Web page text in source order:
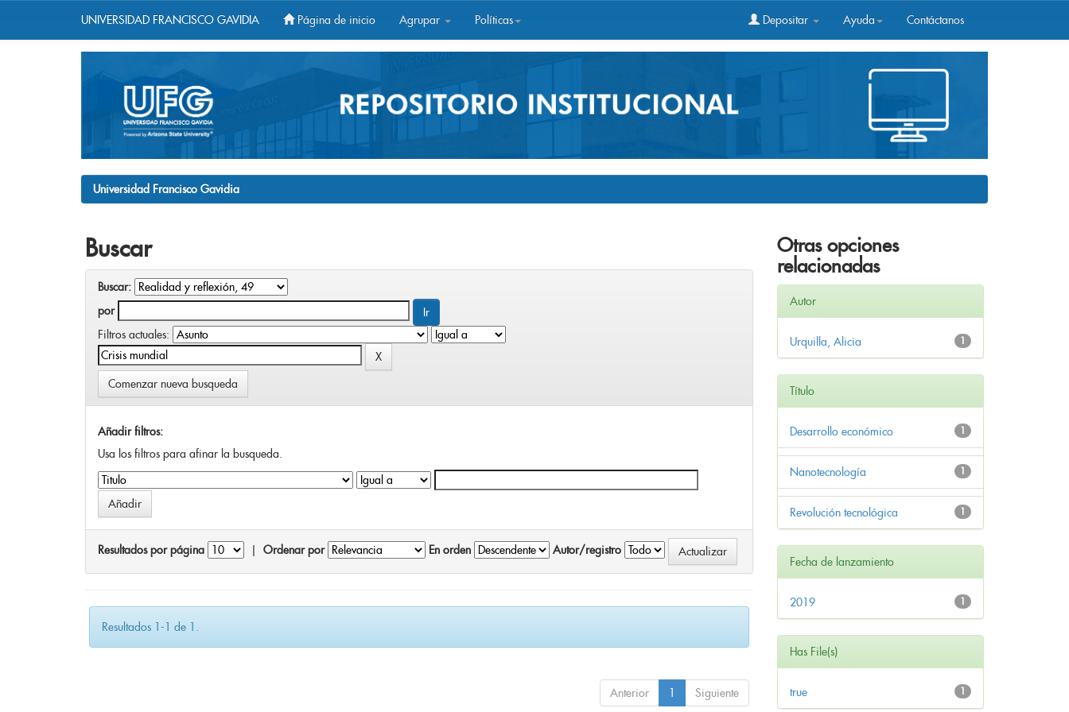
UNIVERSIDAD FRANCISCO GAVIDIA Página de inicio Agrupar Políticas Depositar Ayuda Contáctanos
Universidad Francisco Gavidia
Buscar
Buscar:
por
Filtros actuales:
Comenzar nueva busqueda
Añadir filtros:
Usa los filtros para afinar la busqueda.
Resultados por página Ordenar por En orden Autor/registro
Resultados 1-1 de 1.
Anterior 1 Siguiente
Otras opciones
relacionadas
Autor
1
Urquilla, Alicia
Título
1
Desarrollo económico
1
Nanotecnología
1
Revolución tecnológica
Fecha de lanzamiento
1
2019
Has File(s)
1
true